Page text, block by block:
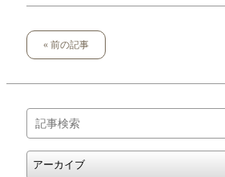
« 前の記事